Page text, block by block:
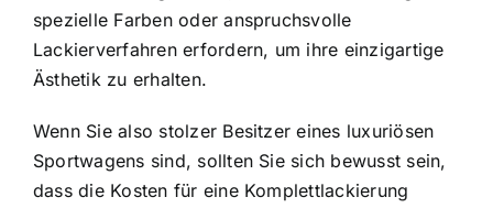
spezielle Farben oder anspruchsvolle
Lackierverfahren erfordern, um ihre einzigartige
Ästhetik zu erhalten.
Wenn Sie also stolzer Besitzer eines luxuriösen
Sportwagens sind, sollten Sie sich bewusst sein,
dass die Kosten für eine Komplettlackierung